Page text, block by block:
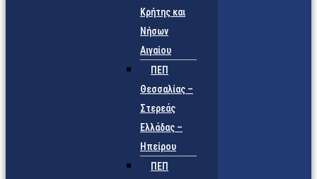
Κρήτης και
Νήσων
Αιγαίου
ΠΕΠ
Θεσσαλίας –
Στερεάς
Ελλάδας –
Ηπείρου
ΠΕΠ